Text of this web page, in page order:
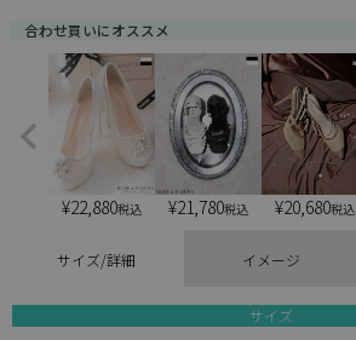
合わせ買いにオススメ
¥22,880税込 ¥21,780税込 ¥20,680税込
サイズ/詳細 イメージ
サイズ